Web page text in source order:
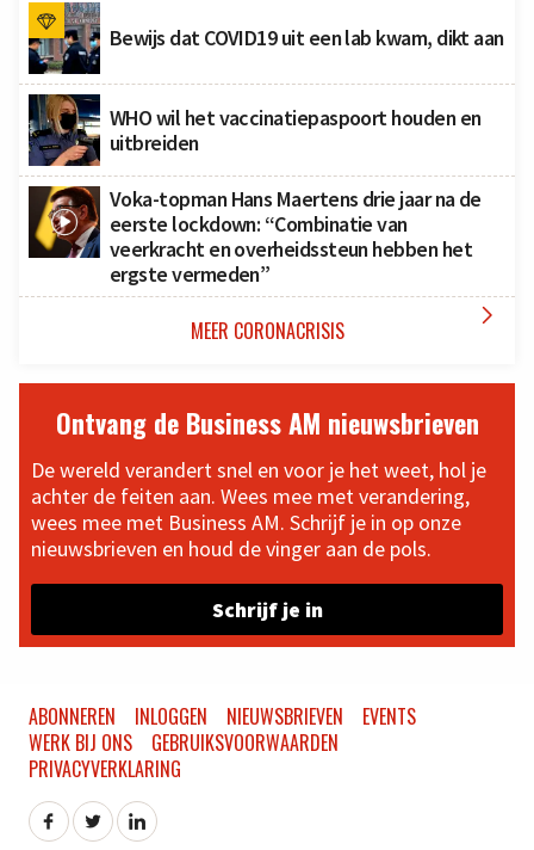
Bewijs dat COVID19 uit een lab kwam, dikt aan
WHO wil het vaccinatiepaspoort houden en
uitbreiden
Voka-topman Hans Maertens drie jaar na de
eerste lockdown: “Combinatie van
veerkracht en overheidssteun hebben het
ergste vermeden”
MEER CORONACRISIS 
Ontvang de Business AM nieuwsbrieven
De wereld verandert snel en voor je het weet, hol je
achter de feiten aan. Wees mee met verandering,
wees mee met Business AM. Schrijf je in op onze
nieuwsbrieven en houd de vinger aan de pols.
Schrijf je in
ABONNEREN INLOGGEN NIEUWSBRIEVEN
EVENTS
WERK BIJ ONS
GEBRUIKSVOORWAARDEN
PRIVACYVERKLARING